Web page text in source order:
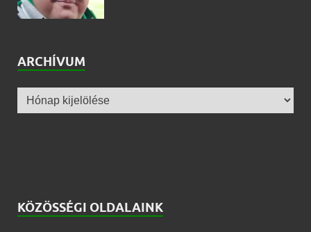
ARCHÍVUM
KÖZÖSSÉGI OLDALAINK